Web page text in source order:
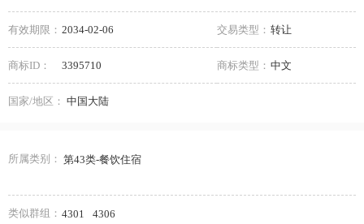
有效期限： 2034-02-06 交易类型： 转让
商标ID： 3395710 商标类型： 中文
国家/地区： 中国大陆
所属类别： 第43类-餐饮住宿
类似群组： 4301 4306